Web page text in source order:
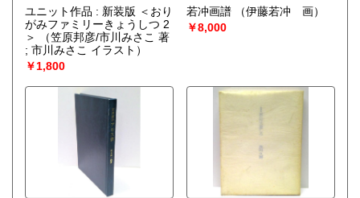
ユニット作品 : 新装版 ＜おり
がみファミリーきょうしつ 2
＞
（笠原邦彦/市川みさこ 著
; 市川みさこ イラスト）
￥1,800
若冲画譜
（伊藤若冲 画）
￥8,000